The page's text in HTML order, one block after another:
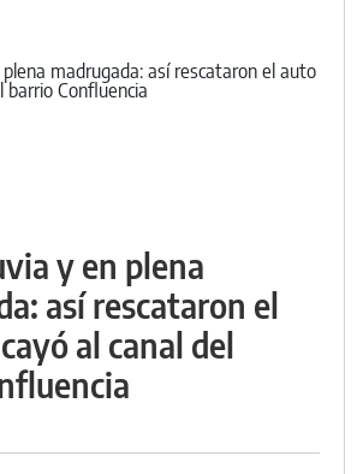
y en plena
así rescataron el
al canal del